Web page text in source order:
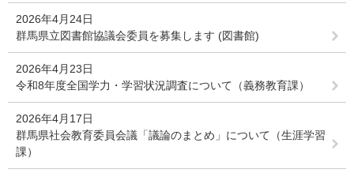
2026年4月24日
群馬県立図書館協議会委員を募集します (図書館)
2026年4月23日
令和8年度全国学力・学習状況調査について（義務教育課）
2026年4月17日
群馬県社会教育委員会議「議論のまとめ」について（生涯学習
課）